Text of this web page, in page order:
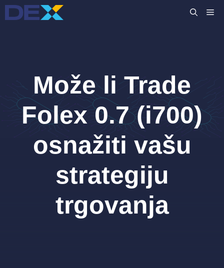
Preskoči
na
Može li Trade
Folex 0.7 (i700)
osnažiti vašu
strategiju
trgovanja